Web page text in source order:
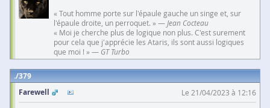
« Tout homme porte sur l'épaule gauche un singe et, sur
l'épaule droite, un perroquet. » — Jean Cocteau
« Moi je cherche plus de logique non plus. C'est surement
pour cela que j'apprécie les Ataris, ils sont aussi logiques
que moi ! » — GT Turbo
379
Farewell
Le 21/04/2023 à 12:16